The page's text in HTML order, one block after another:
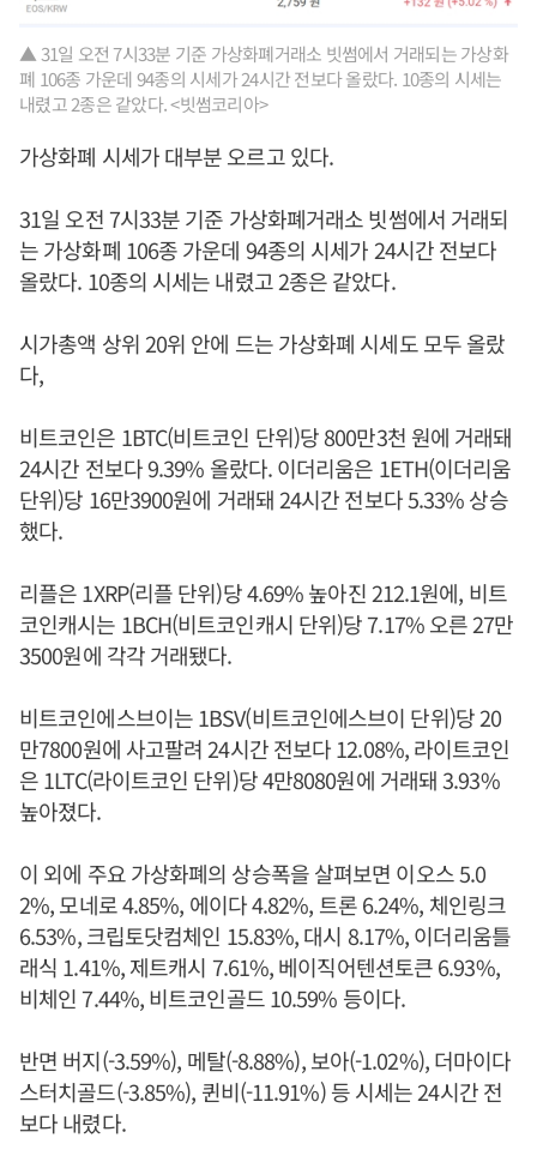
▲ 31일 오전 7시33분 기준 가상화폐거래소 빗썸에서 거래되는 가상화
폐 106종 가운데 94종의 시세가 24시간 전보다 올랐다. 10종의 시세는
내렸고 2종은 같았다. <빗썸코리아>
가상화폐 시세가 대부분 오르고 있다.
31일 오전 7시33분 기준 가상화폐거래소 빗썸에서 거래되
는 가상화폐 106종 가운데 94종의 시세가 24시간 전보다
올랐다. 10종의 시세는 내렸고 2종은 같았다.
시가총액 상위 20위 안에 드는 가상화폐 시세도 모두 올랐
다,
비트코인은 1BTC(비트코인 단위)당 800만3천 원에 거래돼
24시간 전보다 9.39% 올랐다. 이더리움은 1ETH(이더리움
단위)당 16만3900원에 거래돼 24시간 전보다 5.33% 상승
했다.
리플은 1XRP(리플 단위)당 4.69% 높아진 212.1원에, 비트
코인캐시는 1BCH(비트코인캐시 단위)당 7.17% 오른 27만
3500원에 각각 거래됐다.
비트코인에스브이는 1BSV(비트코인에스브이 단위)당 20
만7800원에 사고팔려 24시간 전보다 12.08%, 라이트코인
은 1LTC(라이트코인 단위)당 4만8080원에 거래돼 3.93%
높아졌다.
이 외에 주요 가상화폐의 상승폭을 살펴보면 이오스 5.0
2%, 모네로 4.85%, 에이다 4.82%, 트론 6.24%, 체인링크
6.53%, 크립토닷컴체인 15.83%, 대시 8.17%, 이더리움틀
래식 1.41%, 제트캐시 7.61%, 베이직어텐션토큰 6.93%,
비체인 7.44%, 비트코인골드 10.59% 등이다.
반면 버지(-3.59%), 메탈(-8.88%), 보아(-1.02%), 더마이다
스터치골드(-3.85%), 퀸비(-11.91%) 등 시세는 24시간 전
보다 내렸다.